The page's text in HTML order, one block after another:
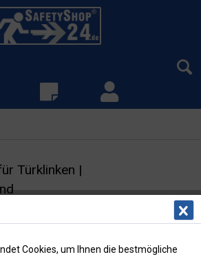
Türklinken |
Cookies, um Ihnen die bestmögliche